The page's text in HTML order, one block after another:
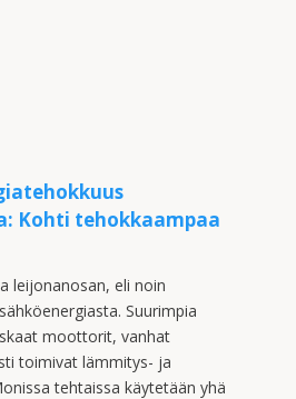
Kohti tehokkaampaa
leijonanosan, eli noin
Suurimpia
moottorit, vanhat
toimivat lämmitys- ja
tehtaissa käytetään yhä